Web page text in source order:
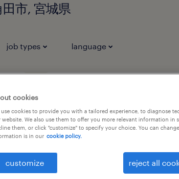
市, 宮城県
job types language
ッキング・梱包
宮城県角田市, 宮城県
¥1400.00 per hour
cookies
use cookies to provide you with a tailored experience, to diagnose
website. We also use them to offer you more relevant information in
them, or click "customize" to specify your choice. You can
is in our cookie policy.
customize reject all